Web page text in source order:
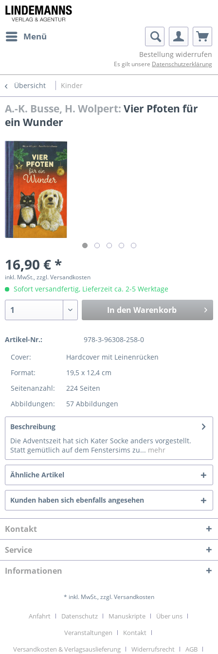
Menü
Bestellung widerrufen
Es gilt unsere Datenschutzerklärung
Übersicht Kinder
A.-K. Busse, H. Wolpert: Vier Pfoten für
ein Wunder
16,90 € *
inkl. MwSt., zzgl. Versandkosten
Sofort versandfertig, Lieferzeit ca. 2-5 Werktage
In den Warenkorb
Artikel-Nr.:
978-3-96308-258-0
Cover:
Hardcover mit Leinenrücken
Format:
19,5 x 12,4 cm
Seitenanzahl:
224 Seiten
Abbildungen:
57 Abbildungen
Beschreibung
Die Adventszeit hat sich Kater Socke anders vorgestellt.
Statt gemütlich auf dem Fenstersims zu... mehr
Ähnliche Artikel
Kunden haben sich ebenfalls angesehen
Kontakt
Service
Informationen
* inkl. MwSt., zzgl. Versandkosten
Anfahrt Datenschutz Manuskripte
Über uns
Veranstaltungen
Kontakt
Versandkosten & Verlagsauslieferung
Widerrufsrecht AGB